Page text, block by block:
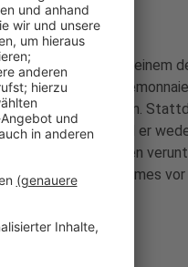
als Kellner in einem
sein Kellner-
nicht mehr gesehen.
Bis heute soll er
muss er sich wegen
Rheinkirmes